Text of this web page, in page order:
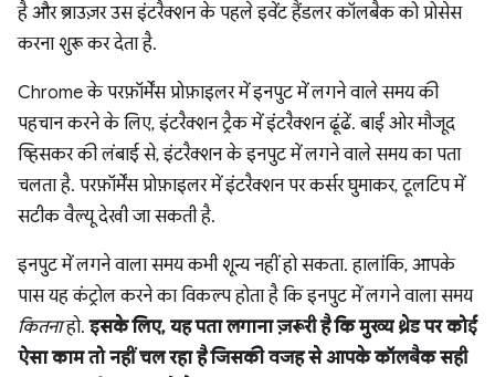
है और ब्राउज़र उस इंटरैक्शन के पहले इवेंट हैंडलर कॉलबैक को प्रोसेस
करना शुरू कर देता है.
Chrome के परफ़ॉर्मेंस प्रोफ़ाइलर में इनपुट में लगने वाले समय की
पहचान करने के लिए, इंटरैक्शन ट्रैक में इंटरैक्शन ढूंढें. बाईं ओर मौजूद
व्हिसकर की लंबाई से, इंटरैक्शन के इनपुट में लगने वाले समय का पता
चलता है. परफ़ॉर्मेंस प्रोफ़ाइलर में इंटरैक्शन पर कर्सर घुमाकर, टूलटिप में
सटीक वैल्यू देखी जा सकती है.
इनपुट में लगने वाला समय कभी शून्य नहीं हो सकता. हालांकि, आपके
पास यह कंट्रोल करने का विकल्प होता है कि इनपुट में लगने वाला समय
कितनाहो.इसके लिए, यह पता लगाना ज़रूरी है कि मुख्य थ्रेड पर कोई
ऐसा काम तो नहीं चल रहा है जिसकी वजह से आपके कॉलबैक सही